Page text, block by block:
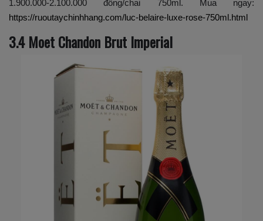
1.900.000-2.100.000 đồng/chai 750ml. Mua ngay:
https://ruoutaychinhhang.com/luc-belaire-luxe-rose-750ml.html
3.4 Moet Chandon Brut Imperial